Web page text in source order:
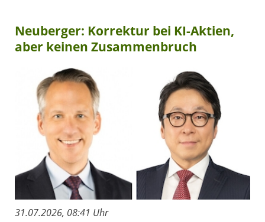
Neuberger: Korrektur bei KI-Aktien,
aber keinen Zusammenbruch
31.07.2026, 08:41 Uhr